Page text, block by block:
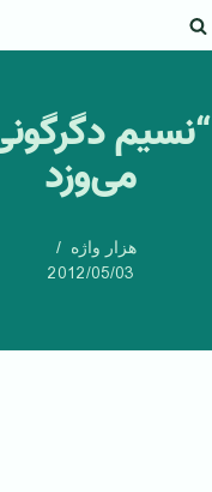
“نسيم
می‌وزد
هزار واژه
2012/05/03